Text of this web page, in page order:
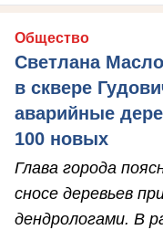
Общество
Светлана
в сквере
аварийные
100 новых
Глава города
сносе деревьев
дендрологами. В